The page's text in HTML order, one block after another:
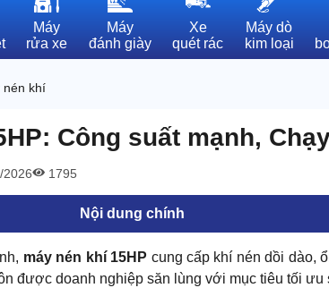
Máy
rửa xe
Máy
đánh giày
Xe
quét rác
Máy dò
kim loại
nén khí
Công suất mạnh,
2026 1795
Nội dung chính
máy nén khí 15HP cung cấp khí nén dồi dào,
được doanh nghiệp săn lùng với mục tiêu tối ưu